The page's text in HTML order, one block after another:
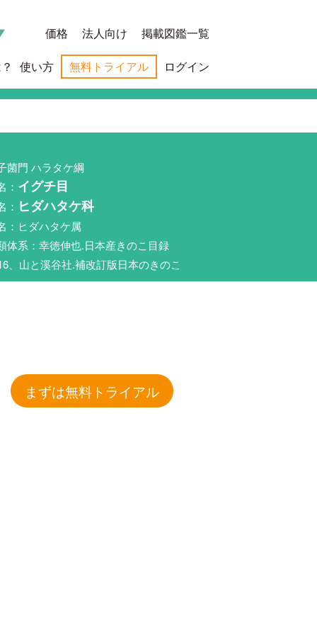
価格 法人向け 掲載図鑑一覧
使い方 無料トライアル ログイン
菌門 ハラタケ綱
： イグチ目
： ヒダハタケ科
：ヒダハタケ属
体系：幸徳伸也.日本産きのこ目録
、山と溪谷社.補改訂版日本のきのこ
まずは無料トライアル